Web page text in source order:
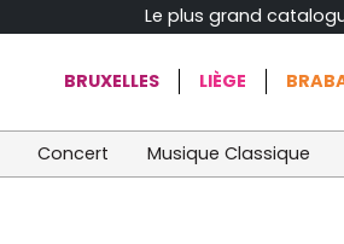
Le plus grand
BRUXELLES LIÈGE
Concert Musique Classique